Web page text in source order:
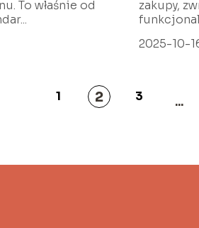
To właśnie od
zakupy,
2025-10-
1 2 3 ...